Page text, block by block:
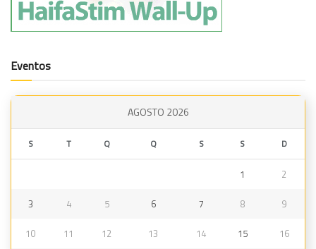
Eventos
AGOSTO 2026
S T Q Q S S D
1 2
3 4 5 6 7 8 9
10 11 12 13 14 15 16